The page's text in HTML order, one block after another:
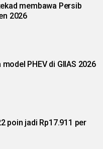
membawa Persib
2026
PHEV di GIIAS 2026
poin jadi Rp17.911 per